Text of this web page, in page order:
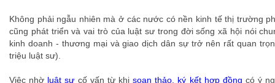
Không phải ngẫu nhiên mà ở các nước có nền kinh tế thị trường
cũng phát triển và vai trò của luật sư trong đời sống xã hội nói
kinh doanh - thương mại và giao dịch dân sự trở nên rất quan
triệu luật sư).
Việc nhờ luật sư cố vấn từ khisoạn thảo, ký kết hợp đồng có ý